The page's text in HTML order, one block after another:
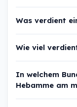
Was verdient
Wie viel
In welchem
Hebamme am